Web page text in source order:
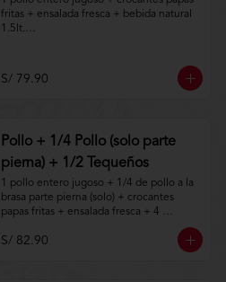
fritas + ensalada fresca + bebida natural
1.5lt.
condiciones.https://www.lenaycarbon.co
m/TYCGenerales
S/ 79.90
Pollo + 1/4 Pollo (solo parte
pierna) + 1/2 Tequeños
1 pollo entero jugoso + 1/4 de pollo a la
brasa parte pierna (solo) + crocantes
papas fritas + ensalada fresca + 4
S/ 82.90